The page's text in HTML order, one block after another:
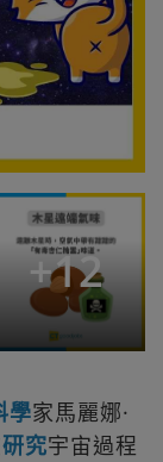
+12
學家馬麗娜·
研究宇宙過程